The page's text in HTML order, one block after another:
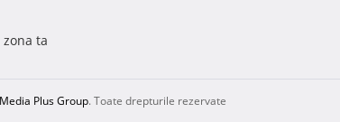
ta
Plus Group. Toate drepturile rezervate